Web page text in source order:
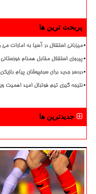
پربحث ترین ها
میزبانی استقلال در آسیا به امارات می
پیروزی استقلال مقابل همنام خوزستانی
دردسر جدید برای سرخپوشان پیام
نتیجه گیری تیم فوتبال امید اهمیت
جدیدترین ها